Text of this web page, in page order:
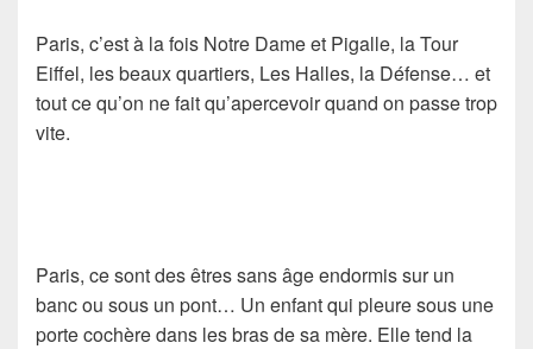
Paris, c’est à la fois Notre Dame et Pigalle, la Tour
Eiffel, les beaux quartiers, Les Halles, la Défense… et
tout ce qu’on ne fait qu’apercevoir quand on passe trop
vite.
Paris, ce sont des êtres sans âge endormis sur un
banc ou sous un pont… Un enfant qui pleure sous une
porte cochère dans les bras de sa mère. Elle tend la